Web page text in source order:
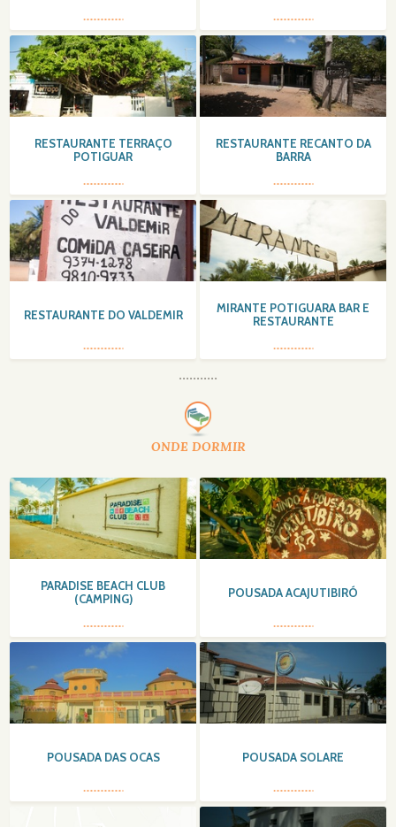
RESTAURANTE TERRAÇO
POTIGUAR
RESTAURANTE RECANTO DA
BARRA
RESTAURANTE DO VALDEMIR
MIRANTE POTIGUARA BAR E
RESTAURANTE
ONDE DORMIR
PARADISE BEACH CLUB
(CAMPING)
POUSADA ACAJUTIBIRÓ
POUSADA DAS OCAS POUSADA SOLARE